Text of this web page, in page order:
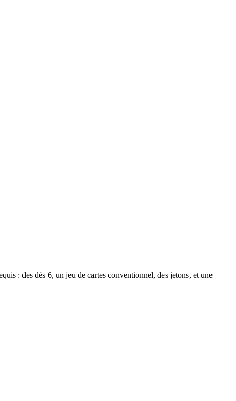
: des dés 6, un jeu de cartes conventionnel, des jetons, et une